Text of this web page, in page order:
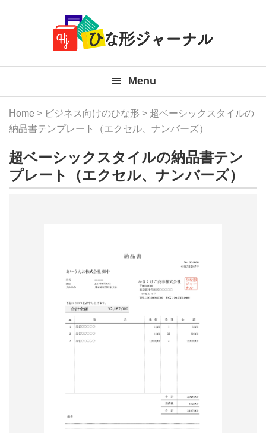
Navigation
料
テ
プ
ー
ト
Menu
Home > ビジネス向けのひな形 > 超ベーシックスタイルの
納品書テンプレート（エクセル、ナンバーズ）
超ベーシックスタイルの納品書テン
プレート（エクセル、ナンバーズ）